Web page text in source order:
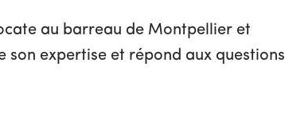
au barreau de Montpellier et
son expertise et répond aux questions